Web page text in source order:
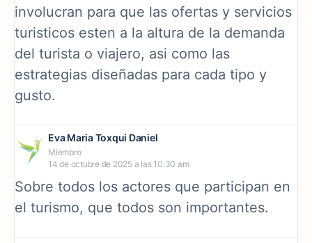
involucran para que las ofertas y servicios
turisticos esten a la altura de la demanda
del turista o viajero, asi como las
estrategias diseñadas para cada tipo y
gusto.
Eva Maria Toxqui Daniel
Miembro
14 de octubre de 2025 a las 10:30 am
Sobre todos los actores que participan en
el turismo, que todos son importantes.